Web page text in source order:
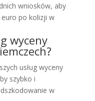
wniosków, aby
euro po kolizji w
wyceny
usług wyceny
szybko i
w